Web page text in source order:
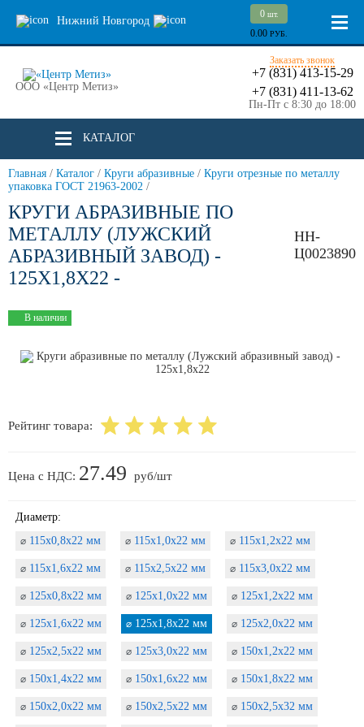
Нижний Новгород
0 шт.
0.00 РУБ.
ООО «Центр Метиз»
Заказать звонок
+7 (831) 413-15-29
+7 (831) 411-13-62
Пн-Пт с 8:30 до 18:00
КАТАЛОГ
Главная / Каталог / Круги абразивные / Круги отрезные по металлу
упаковка ГОСТ 21963-2002 /
КРУГИ АБРАЗИВНЫЕ ПО
МЕТАЛЛУ (ЛУЖСКИЙ
АБРАЗИВНЫЙ ЗАВОД) -
125Х1,8Х22 -
НН-
Ц0023890
В наличии
Рейтинг товара:
Цена с НДС: 27.49 руб/шт
Диаметр:
⌀ 115х0,8х22 мм ⌀ 115х1,0х22 мм ⌀ 115х1,2х22 мм
⌀ 115х1,6х22 мм ⌀ 115х2,5х22 мм ⌀ 115х3,0х22 мм
⌀ 125х0,8х22 мм ⌀ 125х1,0х22 мм ⌀ 125х1,2х22 мм
⌀ 125х1,6х22 мм ⌀ 125х1,8х22 мм ⌀ 125х2,0х22 мм
⌀ 125х2,5х22 мм ⌀ 125х3,0х22 мм ⌀ 150х1,2х22 мм
⌀ 150х1,4х22 мм ⌀ 150х1,6х22 мм ⌀ 150х1,8х22 мм
⌀ 150х2,0х22 мм ⌀ 150х2,5х22 мм ⌀ 150х2,5х32 мм